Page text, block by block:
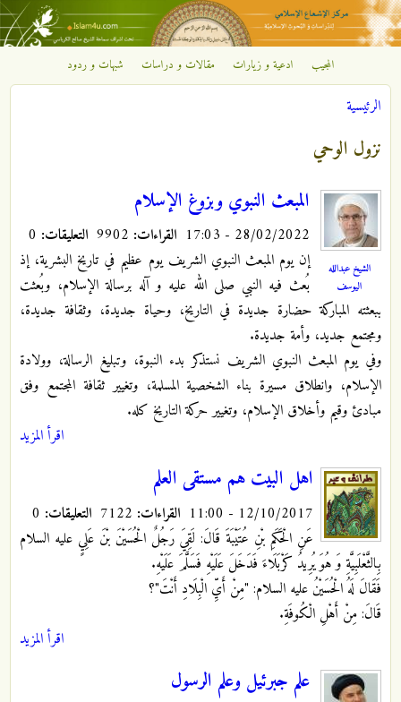
تجاوز إلى المحتوى الرئيسي
مركز
الإشعاع
الإسلامي
المجيب ادعية و زيارات مقالات و دراسات شبهات و ردود
أنت هنا
الرئيسية
نزول الوحي
الشيخ عبدالله
اليوسف
المبعث النبوي وبزوغ الإسلام
28/02/2022 - 17:03 القراءات: التعليقات:
إن يوم المبعث النبوي الشريف يوم عظيم في تاريخ البشرية، إذ
بُعث فيه النبي صلی الله علیه و آله برسالة الإسلام، وبُعثت
ببعثته المباركة حضارة جديدة في التاريخ، وحياة جديدة، وثقافة جديدة،
ومجتمع جديد، وأمة جديدة.
وفي يوم المبعث النبوي الشريف نستذكر بدء النبوة، وتبليغ الرسالة، وولادة
الإسلام، وانطلاق مسيرة بناء الشخصية المسلمة، وتغيير ثقافة المجتمع وفق
مبادئ وقيم وأخلاق الإسلام، وتغيير حركة التاريخ كله.
اقرأ المزيد
اهل البيت هم مستقى العلم
12/10/2017 - 11:00 القراءات: التعليقات:
عَنِ الْحَكَمِ بْنِ عُتَيْبَةَ قَالَ: لَقِيَ رَجُلٌ الْحُسَيْنَ بْنَ عَلِيٍ‏ عليه السلام
بِالثَّعْلَبِيَّةِ وَ هُوَ يُرِيدُ كَرْبَلَاءَ فَدَخَلَ عَلَيْهِ فَسَلَّمَ عَلَيْهِ.
فَقَالَ لَهُ الْحُسَيْنُ عليه السلام: "مِنْ أَيِّ الْبِلَادِ أَنْتَ"؟
قَالَ: مِنْ أَهْلِ الْكُوفَةِ.
اقرأ المزيد
علم جبرئيل وعلم الرسول